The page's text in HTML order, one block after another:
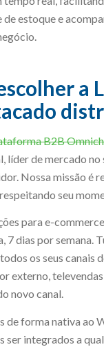
estoque e
a
B2B
líder de mercado no
Nossa missão é
seu
para e-
7 dias por semana.
os seus canais
externo,
novo canal.
de forma nativa ao
ser integrados a